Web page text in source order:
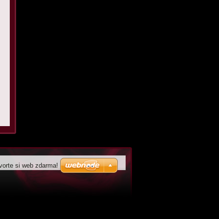
si web zdarma!